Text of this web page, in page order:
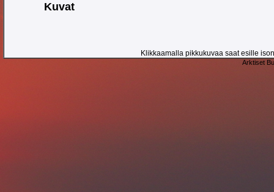
Kuvat
Klikkaamalla pikkukuvaa saat esille
Arktiset